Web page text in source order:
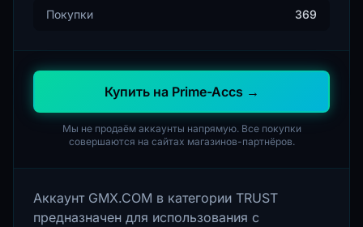
Покупки 369
Купить на Prime-Accs →
Мы не продаём аккаунты напрямую. Все покупки
совершаются на сайтах магазинов-партнёров.
Аккаунт GMX.COM в категории TRUST
предназначен для использования с